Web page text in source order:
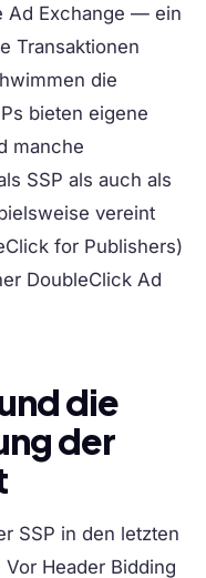
Ad Exchange — ein
Transaktionen
die
bieten eigene
manche
SSP als auch als
vereint
for Publishers)
DoubleClick Ad
die
der
SSP in den letzten
Header Bidding